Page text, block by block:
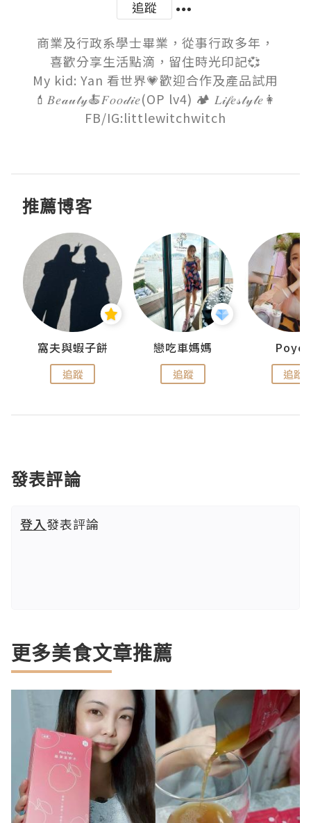
追蹤
商業及行政系學士畢業，從事行政多年，
喜歡分享生活點滴，留住時光印記💞
My kid: Yan 看世界💗歡迎合作及產品試用
💄𝐵𝑒𝒶𝓊𝓉𝓎🍝𝐹𝑜𝑜𝒹𝒾𝑒(OP lv4) 🏕 𝐿𝒾𝒻𝑒𝓈𝓉𝓎𝓁𝑒👩
FB/IG:littlewitchwitch
推薦博客
窩夫與蝦子餅
追蹤
戀吃車媽媽
追蹤 追蹤
發表評論
登入發表評論
更多美食文章推薦